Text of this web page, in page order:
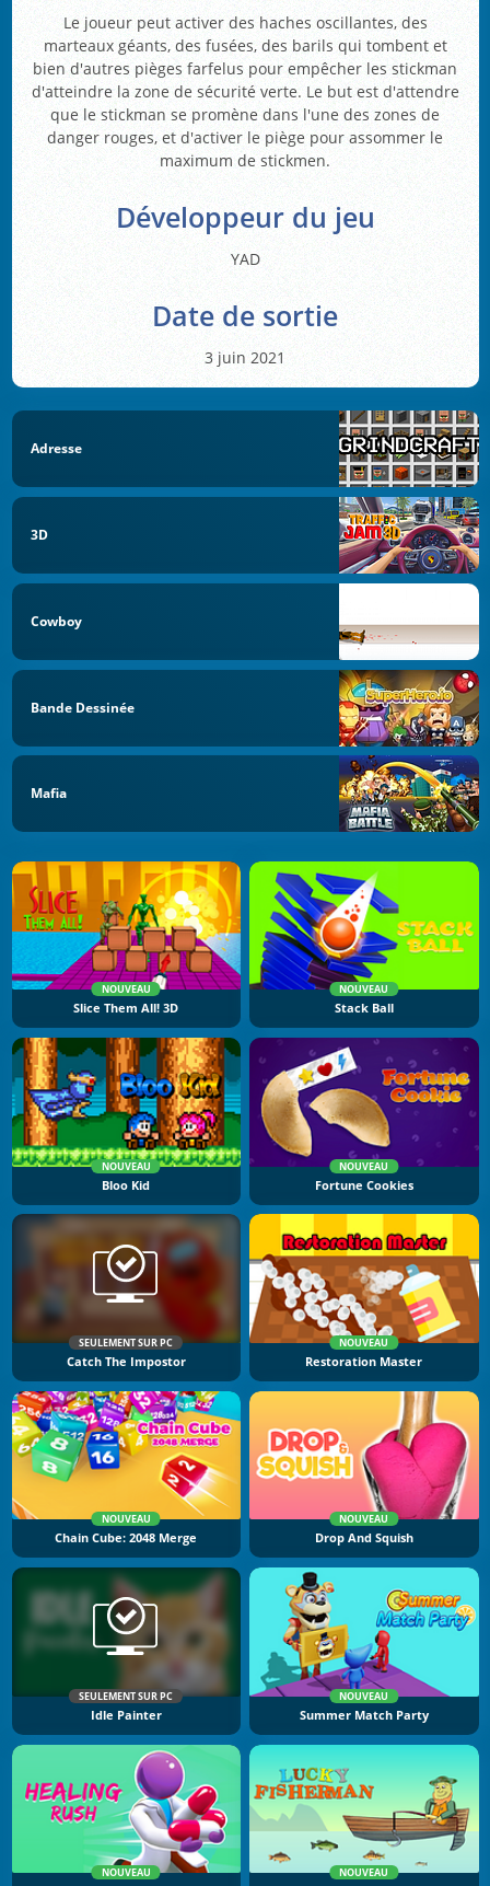
Le joueur peut activer des haches oscillantes, des
marteaux géants, des fusées, des barils qui tombent et
bien d'autres pièges farfelus pour empêcher les stickman
d'atteindre la zone de sécurité verte. Le but est d'attendre
que le stickman se promène dans l'une des zones de
danger rouges, et d'activer le piège pour assommer le
maximum de stickmen.
Développeur du jeu
YAD
Date de sortie
3 juin 2021
Adresse
3D
Cowboy
Bande Dessinée
Mafia
NOUVEAU
Slice Them All! 3D
NOUVEAU
Stack Ball
NOUVEAU
Bloo Kid
NOUVEAU
Fortune Cookies
SEULEMENT SUR PC
Catch The Impostor
NOUVEAU
Restoration Master
NOUVEAU
Chain Cube: 2048 Merge
NOUVEAU
Drop And Squish
SEULEMENT SUR PC
Idle Painter
NOUVEAU
Summer Match Party
NOUVEAU NOUVEAU